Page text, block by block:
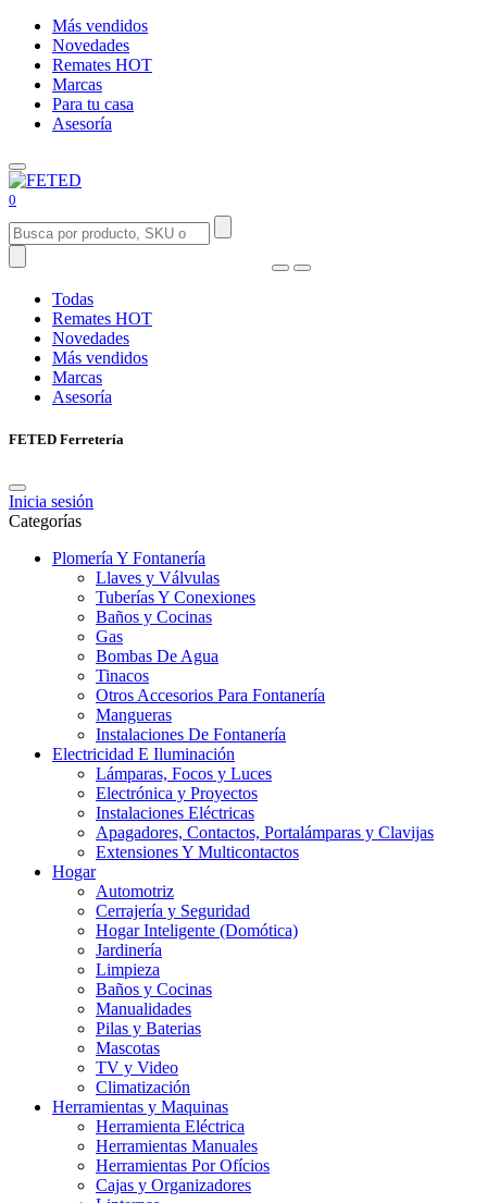
Más vendidos
Novedades
Remates HOT
Marcas
Para tu casa
Asesoría
0
Todas
Remates HOT
Novedades
Más vendidos
Marcas
Asesoría
FETED Ferretería
Inicia sesión
Categorías
Plomería Y Fontanería
Llaves y Válvulas
Tuberías Y Conexiones
Baños y Cocinas
Gas
Bombas De Agua
Tinacos
Otros Accesorios Para Fontanería
Mangueras
Instalaciones De Fontanería
Electricidad E Iluminación
Lámparas, Focos y Luces
Electrónica y Proyectos
Instalaciones Eléctricas
Apagadores, Contactos, Portalámparas y Clavijas
Extensiones Y Multicontactos
Hogar
Automotriz
Cerrajería y Seguridad
Hogar Inteligente (Domótica)
Jardinería
Limpieza
Baños y Cocinas
Manualidades
Pilas y Baterias
Mascotas
TV y Video
Climatización
Herramientas y Maquinas
Herramienta Eléctrica
Herramientas Manuales
Herramientas Por Ofícios
Cajas y Organizadores